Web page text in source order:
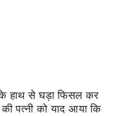
हाथ से घड़ा फिसल कर
पत्नी को याद आया कि